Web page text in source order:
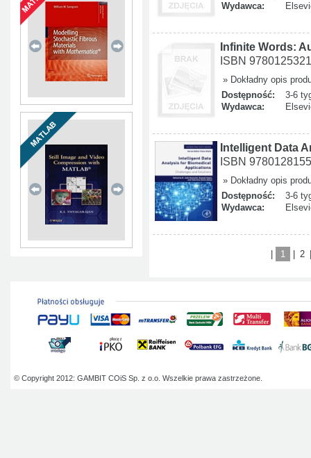
Wydawca:
Infinite Words:
ISBN
» Dokładny opis
Dostępność:
3-6
Wydawca:
Intelligent Data
ISBN
» Dokładny opis
Dostępność:
3-6
Wydawca:
1 2
© Copyright 2012: GAMBIT COiS Sp. z o.o. Wszelkie prawa zastrzeżone.